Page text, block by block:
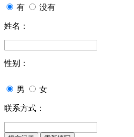
有 没有
姓名：
性别：
男 女
联系方式：